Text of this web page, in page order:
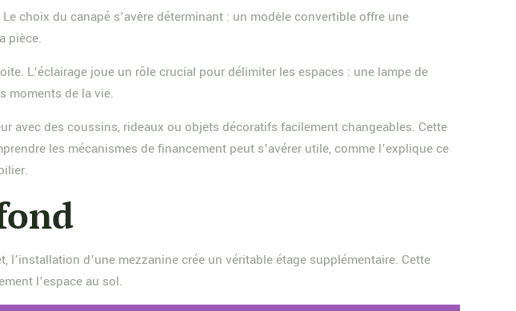
choix du canapé s’avère déterminant : un modèle convertible offre une
pièce.
L’éclairage joue un rôle crucial pour délimiter les espaces : une lampe de
moments de la vie.
avec des coussins, rideaux ou objets décoratifs facilement changeables. Cette
les mécanismes de financement peut s’avérer utile, comme l’explique ce
d’une mezzanine crée un véritable étage supplémentaire. Cette
l’espace au sol.